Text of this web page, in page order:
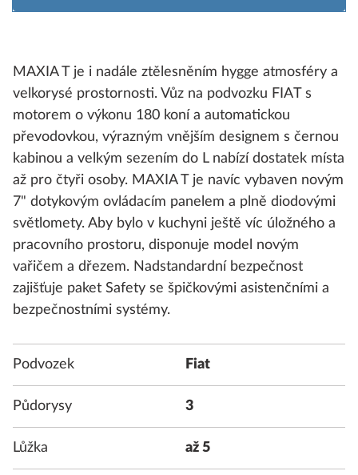
MAXIA T je i nadále ztělesněním hygge atmosféry a
velkorysé prostornosti. Vůz na podvozku FIAT s
motorem o výkonu 180 koní a automatickou
převodovkou, výrazným vnějším designem s černou
kabinou a velkým sezením do L nabízí dostatek místa
až pro čtyři osoby. MAXIA T je navíc vybaven novým
7" dotykovým ovládacím panelem a plně diodovými
světlomety. Aby bylo v kuchyni ještě víc úložného a
pracovního prostoru, disponuje model novým
vařičem a dřezem. Nadstandardní bezpečnost
zajišťuje paket Safety se špičkovými asistenčními a
bezpečnostními systémy.
Podvozek Fiat
Půdorysy 3
Lůžka až 5